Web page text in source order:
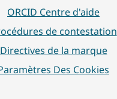
ORCID Centre d'aide
de contestation
Directives de la marque
Des Cookies